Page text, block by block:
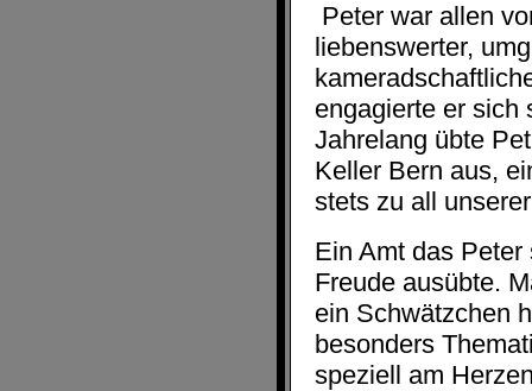
Peter war allen
liebenswerter,
engagierte er sich
Jahrelang übte
Keller Bern aus,
stets zu all
Ein Amt das
Freude ausübte.
ein Schwätzchen
besonders
speziell am